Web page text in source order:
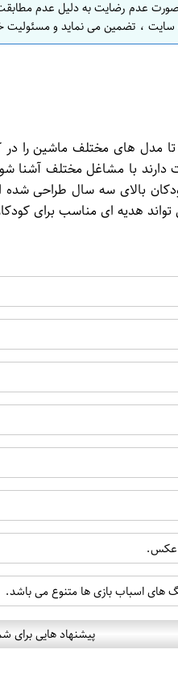
صورت عدم رضایت به دلیل عدم
، تضمین می نماید و مسئولیت
مدل های مختلف ماشین را
با مشاغل مختلف آشنا
بالای سه سال طراحی شده
هدیه ای مناسب برای
عکس.
های اسباب بازی ها متنوع می باشد.
پیشنهاد هایی برای